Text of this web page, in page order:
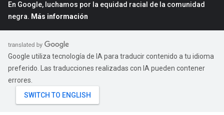
En Google, luchamos por la equidad racial de la comunidad
negra. Más información
Google utiliza tecnología de IA para traducir contenido a tu idioma
preferido. Las traducciones realizadas con IA pueden contener
errores.